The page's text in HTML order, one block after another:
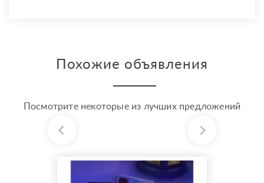
Похожие объявления
Посмотрите некоторые из лучших предложений